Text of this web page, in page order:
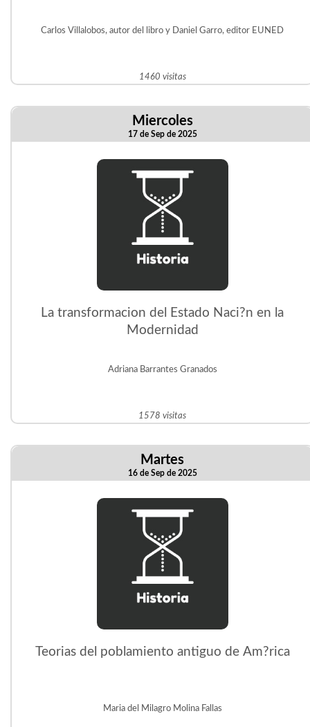
Carlos Villalobos, autor del libro y Daniel Garro, editor EUNED
1460 visitas
Miercoles
17 de Sep de 2025
La transformacion del Estado Naci?n en la
Modernidad
Adriana Barrantes Granados
1578 visitas
Martes
16 de Sep de 2025
Teorias del poblamiento antiguo de Am?rica
Maria del Milagro Molina Fallas